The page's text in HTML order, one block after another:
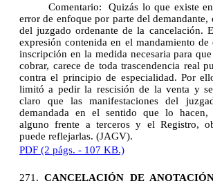
Comentario:
Quizás lo que existe
error de enfoque por parte del demandante,
del juzgado ordenante de la cancelación.
expresión contenida en el mandamiento de
inscripción en la medida necesaria para
cobrar, carece de toda trascendencia real
contra el principio de especialidad. Por
limitó a pedir la rescisión de la venta y
claro que las manifestaciones del
demandada en el sentido que lo hacen,
alguno frente a terceros y el Registro,
puede reflejarlas. (JAGV).
PDF (2 págs. - 107 KB.)
271.CANCELACIÓN DE